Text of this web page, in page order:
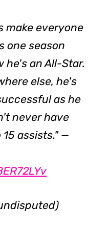
make everyone
one season
he's an All-Star.
else, he's
as he
never have
assists." —